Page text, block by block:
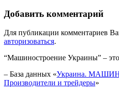
Добавить комментарий
Для публикации комментариев
авторизоваться.
“Машиностроение Украины” –
– База данных «Украина.
Производители и трейдеры»